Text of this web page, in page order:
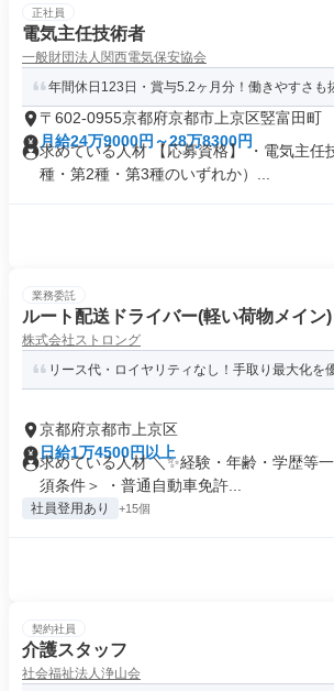
正社員
電気主任技術者
一般財団法人関西電気保安協会
年間休日123日・賞与5.2ヶ月分！働きやすさ
〒602-0955京都府京都市上京区竪富田町
月給24万9000円～28万8300円
求めている人材 【応募資格】 ・電気主任
種・第2種・第3種のいずれか）...
業務委託
ルート配送ドライバー(軽い荷物メイン)
株式会社ストロング
リース代・ロイヤリティなし！手取り最大化を
京都府京都市上京区
日給1万4500円以上
求めている人材 ＼✨経験・年齢・学歴等
須条件＞ ・普通自動車免許...
社員登用あり +15個
契約社員
介護スタッフ
社会福祉法人浄山会